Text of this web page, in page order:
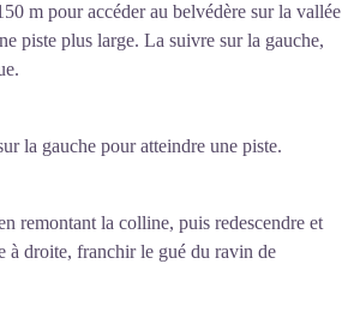
m pour accéder au belvédère sur la vallée
piste plus large. La suivre sur la gauche,
la gauche pour atteindre une piste.
remontant la colline, puis redescendre et
à droite, franchir le gué du ravin de